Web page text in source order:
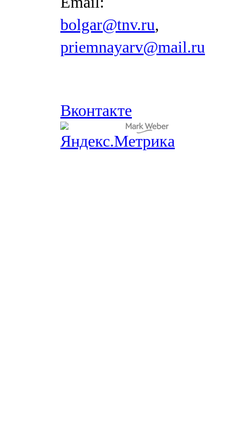
bolgar@tnv.ru,
priemnayarv@mail.ru
Вконтакте